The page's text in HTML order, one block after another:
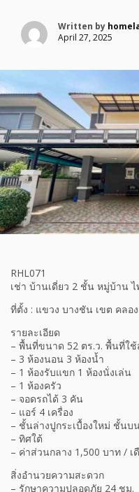
Written by
April 27, 2025
RHL071
เช่า บ้านเดี่ยว 2 ชั้น หมู่บ้าน
ที่ตั้ง : แขวง บางชัน เขต คลอ
รายละเอียด
– พื้นที่ขนาด 52 ตร.ว. พื้นที่ใช้
– 3 ห้องนอน 3 ห้องน้ำ
– 1 ห้องรับแขก 1 ห้องนั่งเล่น
– 1 ห้องครัว
– จอดรถได้ 3 คัน
– แอร์ 4 เครื่อง
– ชั้นล่างปูกระเบื้องใหม่ ชั้นบ
– ทิศใต้
– ค่าส่วนกลาง 1,500 บาท / เ
สิ่งอำนวยความสะดวก
– รักษาความปลอดภัย 24 ชม.